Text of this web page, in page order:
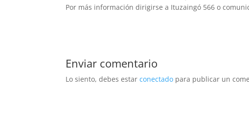
Por más información dirigirse a Ituzaingó 566 o
Enviar comentario
Lo siento, debes estarconectado para publicar un